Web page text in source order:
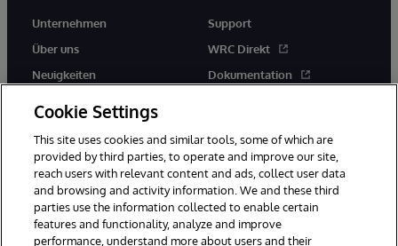
Unternehmen
Über uns
Neuigkeiten
Support
WRC Direkt
Dokumentation
Cookie Settings
This site uses cookies and similar tools, some of which are
provided by third parties, to operate and improve our site,
reach users with relevant content and ads, collect user data
and browsing and activity information. We and these third
parties use the information collected to enable certain
features and functionality, analyze and improve
performance, understand more about users and their